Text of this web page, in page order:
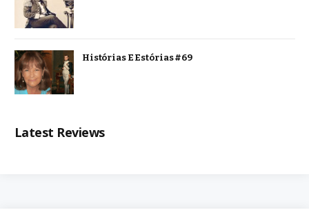
Histórias E Estórias #69
Latest Reviews